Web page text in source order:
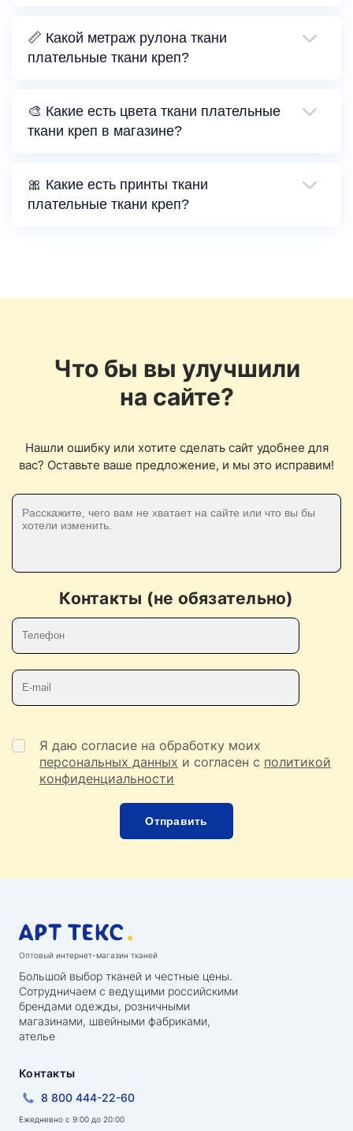
📏 Какой метраж рулона ткани
плательные ткани креп?
🎨 Какие есть цвета ткани плательные
ткани креп в магазине?
🎀 Какие есть принты ткани
плательные ткани креп?
Что бы вы улучшили
на сайте?
Нашли ошибку или хотите сделать сайт удобнее для
вас? Оставьте ваше предложение, и мы это исправим!
Контакты (не обязательно)
Я даю согласие на обработку моих
персональных данных и согласен с политикой
конфиденциальности
Оптовый интернет-магазин тканей
Большой выбор тканей и честные цены.
Сотрудничаем с ведущими российскими
брендами одежды, розничными
магазинами, швейными фабриками,
ателье
Контакты
8 800 444-22-60
Ежедневно с 9:00 до 20:00